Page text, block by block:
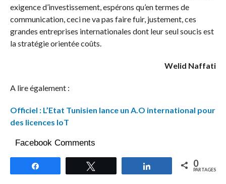
exigence d’investissement, espérons qu’en termes de
communication, ceci ne va pas faire fuir, justement, ces
grandes entreprises internationales dont leur seul soucis est
la stratégie orientée coûts.
Welid Naffati
A lire également :
Officiel : L’Etat Tunisien lance un A.O international pour
des licences IoT
Facebook Comments
Partagez 0
PARTAGES